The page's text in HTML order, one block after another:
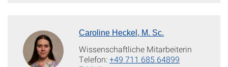
Caroline Heckel, M. Sc.
Wissenschaftliche Mitarbeiterin
Telefon:+49 711 685 64899